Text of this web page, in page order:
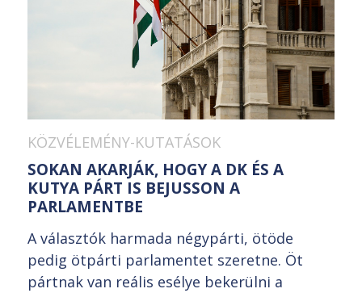
KÖZVÉLEMÉNY-KUTATÁSOK
SOKAN AKARJÁK, HOGY A DK ÉS A
KUTYA PÁRT IS BEJUSSON A
PARLAMENTBE
A választók harmada négypárti, ötöde
pedig ötpárti parlamentet szeretne. Öt
pártnak van reális esélye bekerülni a